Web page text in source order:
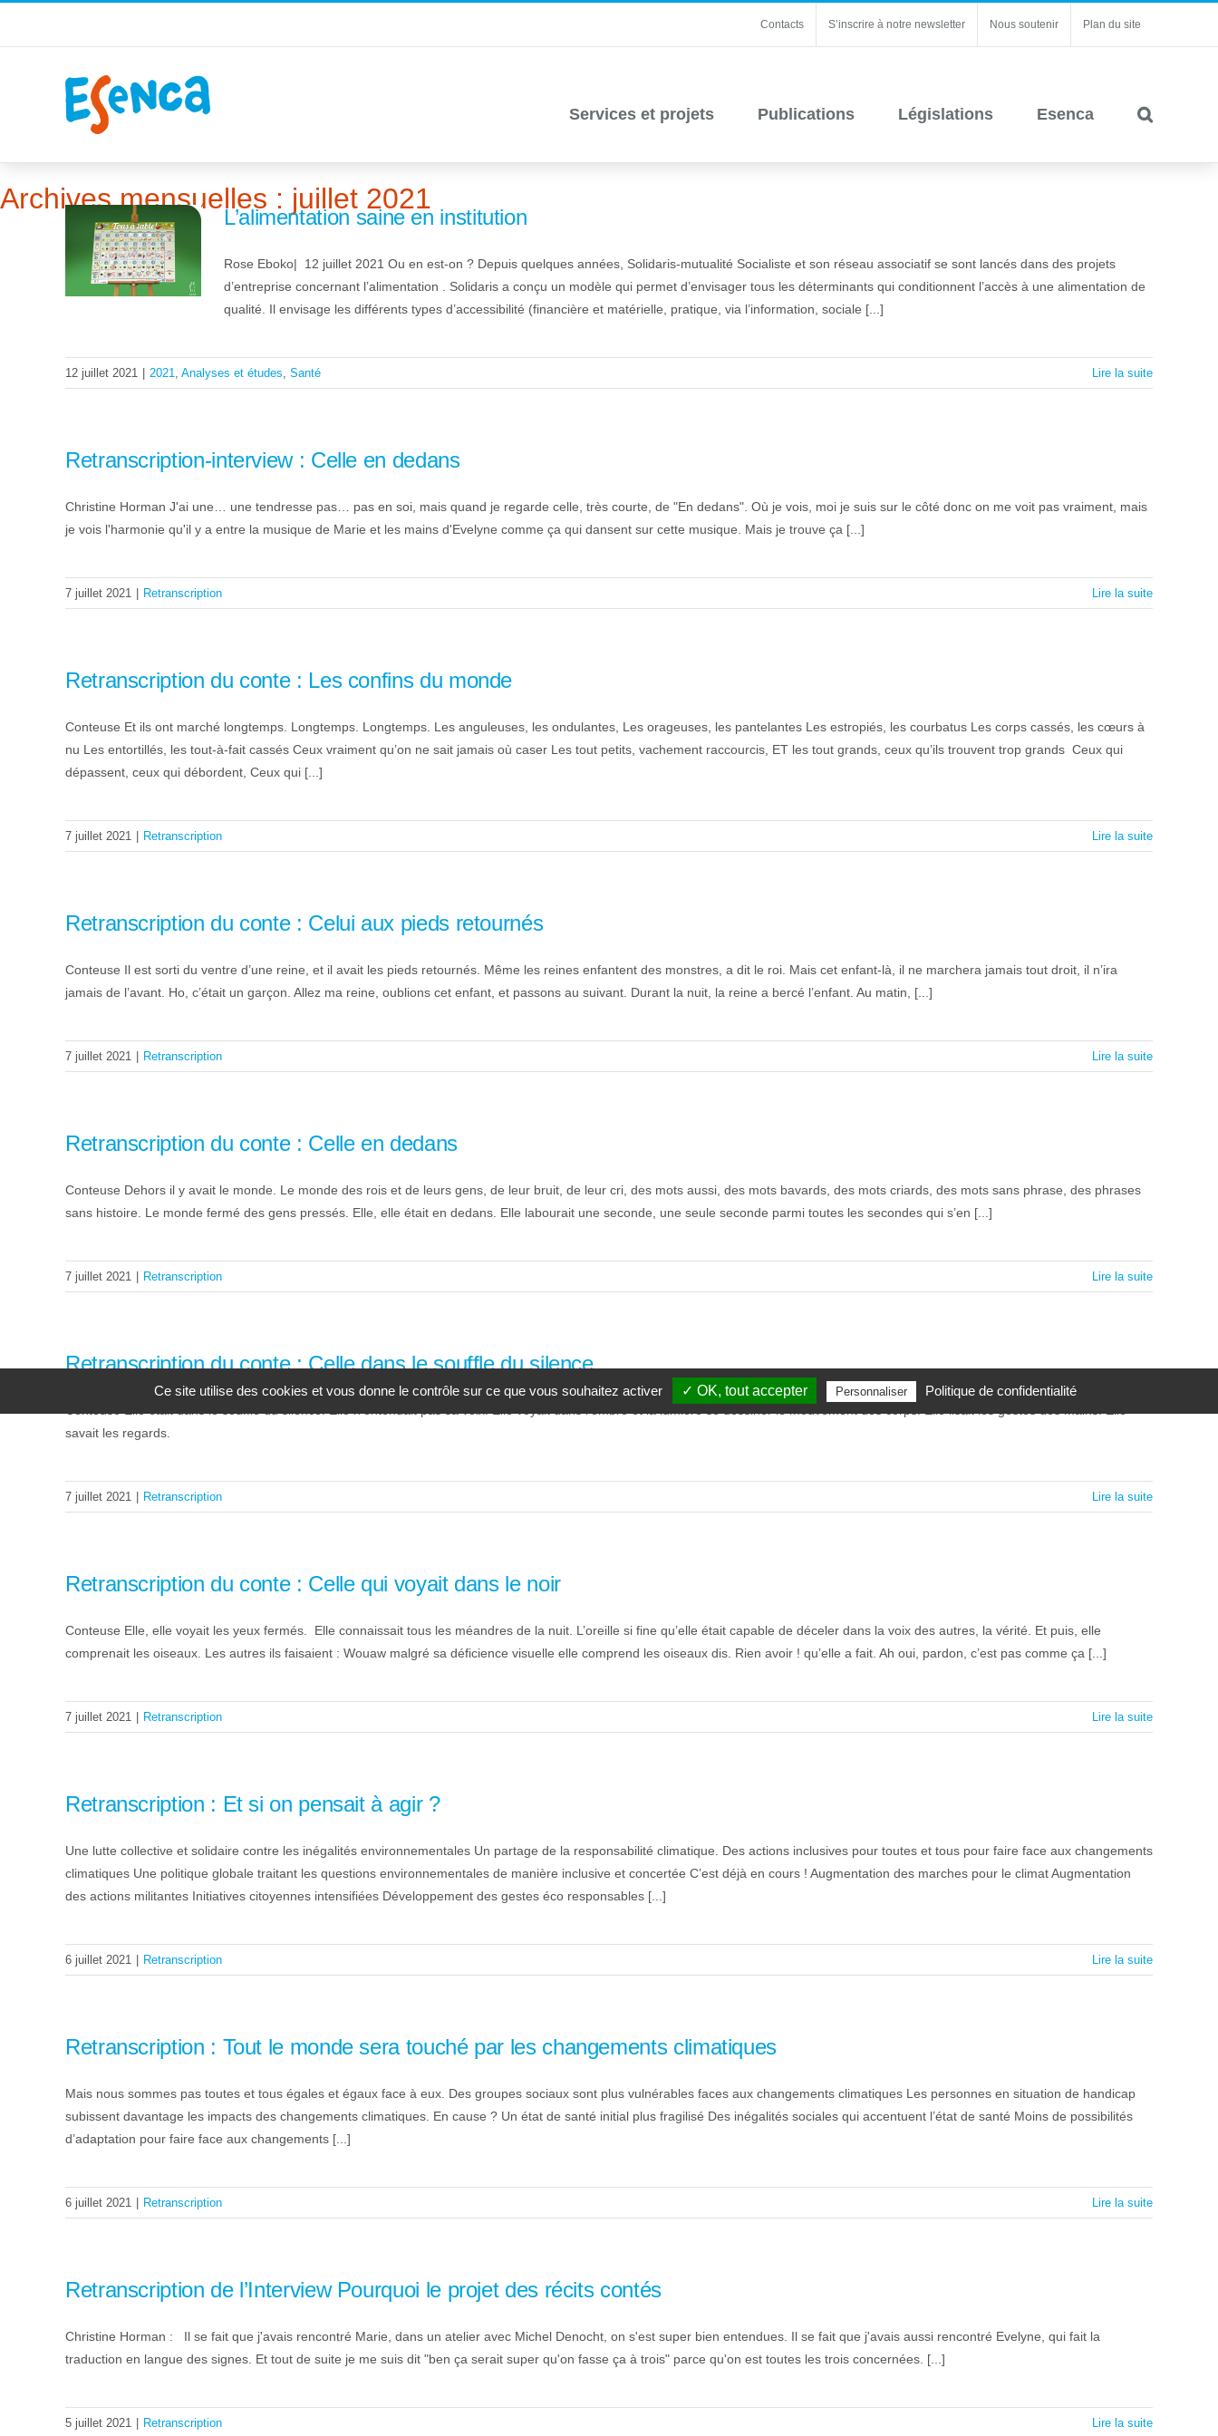
Contacts S’inscrire à notre newsletter Nous soutenir Plan du site
Services et projets Publications Législations Esenca
Archives mensuelles : juillet 2021
L’alimentation saine en institution
Rose Eboko| 12 juillet 2021 Ou en est-on ? Depuis quelques années, Solidaris-mutualité Socialiste et son réseau associatif se sont lancés dans des projets
d’entreprise concernant l’alimentation . Solidaris a conçu un modèle qui permet d’envisager tous les déterminants qui conditionnent l’accès à une alimentation de
qualité. Il envisage les différents types d’accessibilité (financière et matérielle, pratique, via l’information, sociale [...]
12 juillet 2021 2021, Analyses et études, Santé Lire la suite
Retranscription-interview : Celle en dedans
Christine Horman J'ai une… une tendresse pas… pas en soi, mais quand je regarde celle, très courte, de "En dedans". Où je vois, moi je suis sur le côté donc on me voit pas vraiment, mais
je vois l'harmonie qu'il y a entre la musique de Marie et les mains d'Evelyne comme ça qui dansent sur cette musique. Mais je trouve ça [...]
7 juillet 2021 Retranscription Lire la suite
Retranscription du conte : Les confins du monde
Conteuse Et ils ont marché longtemps. Longtemps. Longtemps. Les anguleuses, les ondulantes, Les orageuses, les pantelantes Les estropiés, les courbatus Les corps cassés, les cœurs à
nu Les entortillés, les tout-à-fait cassés Ceux vraiment qu’on ne sait jamais où caser Les tout petits, vachement raccourcis, ET les tout grands, ceux qu’ils trouvent trop grands Ceux qui
dépassent, ceux qui débordent, Ceux qui [...]
7 juillet 2021 Retranscription Lire la suite
Retranscription du conte : Celui aux pieds retournés
Conteuse Il est sorti du ventre d’une reine, et il avait les pieds retournés. Même les reines enfantent des monstres, a dit le roi. Mais cet enfant-là, il ne marchera jamais tout droit, il n’ira
jamais de l’avant. Ho, c’était un garçon. Allez ma reine, oublions cet enfant, et passons au suivant. Durant la nuit, la reine a bercé l’enfant. Au matin, [...]
7 juillet 2021 Retranscription Lire la suite
Retranscription du conte : Celle en dedans
Conteuse Dehors il y avait le monde. Le monde des rois et de leurs gens, de leur bruit, de leur cri, des mots aussi, des mots bavards, des mots criards, des mots sans phrase, des phrases
sans histoire. Le monde fermé des gens pressés. Elle, elle était en dedans. Elle labourait une seconde, une seule seconde parmi toutes les secondes qui s’en [...]
7 juillet 2021 Retranscription Lire la suite
Retranscription du conte : Celle dans le souffle du silence
Conteuse Elle était dans le souffle du silence. Elle n’entendait pas sa voix. Elle voyait dans l’ombre et la lumière se dessiner le mouvement des corps. Elle lisait les gestes des mains. Elle
savait les regards.
7 juillet 2021 Retranscription Lire la suite
Retranscription du conte : Celle qui voyait dans le noir
Conteuse Elle, elle voyait les yeux fermés. Elle connaissait tous les méandres de la nuit. L’oreille si fine qu’elle était capable de déceler dans la voix des autres, la vérité. Et puis, elle
comprenait les oiseaux. Les autres ils faisaient : Wouaw malgré sa déficience visuelle elle comprend les oiseaux dis. Rien avoir ! qu’elle a fait. Ah oui, pardon, c’est pas comme ça [...]
7 juillet 2021 Retranscription Lire la suite
Retranscription : Et si on pensait à agir ?
Une lutte collective et solidaire contre les inégalités environnementales Un partage de la responsabilité climatique. Des actions inclusives pour toutes et tous pour faire face aux changements
climatiques Une politique globale traitant les questions environnementales de manière inclusive et concertée C’est déjà en cours ! Augmentation des marches pour le climat Augmentation
des actions militantes Initiatives citoyennes intensifiées Développement des gestes éco responsables [...]
6 juillet 2021 Retranscription Lire la suite
Retranscription : Tout le monde sera touché par les changements climatiques
Mais nous sommes pas toutes et tous égales et égaux face à eux. Des groupes sociaux sont plus vulnérables faces aux changements climatiques Les personnes en situation de handicap
subissent davantage les impacts des changements climatiques. En cause ? Un état de santé initial plus fragilisé Des inégalités sociales qui accentuent l’état de santé Moins de possibilités
d’adaptation pour faire face aux changements [...]
6 juillet 2021 Retranscription Lire la suite
Retranscription de l’Interview Pourquoi le projet des récits contés
Christine Horman : Il se fait que j'avais rencontré Marie, dans un atelier avec Michel Denocht, on s'est super bien entendues. Il se fait que j'avais aussi rencontré Evelyne, qui fait la
traduction en langue des signes. Et tout de suite je me suis dit "ben ça serait super qu'on fasse ça à trois" parce qu'on est toutes les trois concernées. [...]
5 juillet 2021 Retranscription Lire la suite
Ce site utilise des cookies et vous donne le contrôle sur ce que vous souhaitez activer ✓ OK, tout accepter Personnaliser Politique de confidentialité